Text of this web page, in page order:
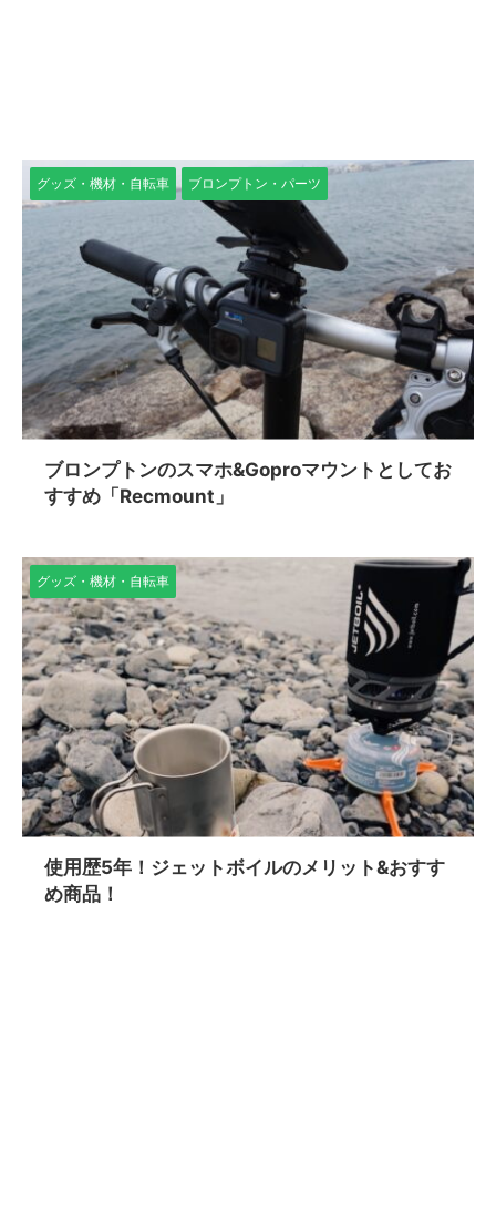
グッズ・機材・自転車 ブロンプトン・パーツ
ブロンプトンのスマホ&Goproマウントとしてお
すすめ「Recmount」
グッズ・機材・自転車
使用歴5年！ジェットボイルのメリット&おすす
め商品！